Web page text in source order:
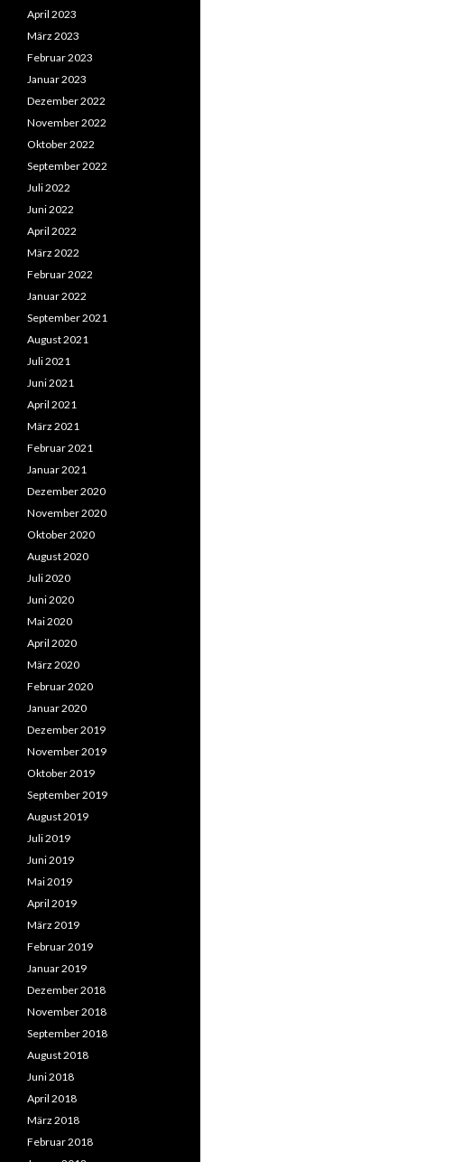
April 2023
März 2023
Februar 2023
Januar 2023
Dezember 2022
November 2022
Oktober 2022
September 2022
Juli 2022
Juni 2022
April 2022
März 2022
Februar 2022
Januar 2022
September 2021
August 2021
Juli 2021
Juni 2021
April 2021
März 2021
Februar 2021
Januar 2021
Dezember 2020
November 2020
Oktober 2020
August 2020
Juli 2020
Juni 2020
Mai 2020
April 2020
März 2020
Februar 2020
Januar 2020
Dezember 2019
November 2019
Oktober 2019
September 2019
August 2019
Juli 2019
Juni 2019
Mai 2019
April 2019
März 2019
Februar 2019
Januar 2019
Dezember 2018
November 2018
September 2018
August 2018
Juni 2018
April 2018
März 2018
Februar 2018